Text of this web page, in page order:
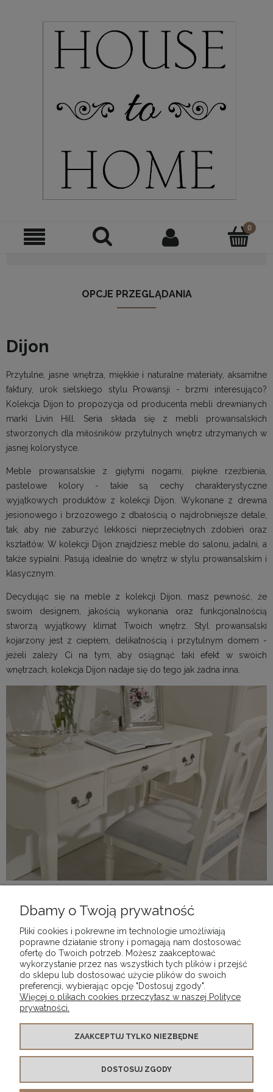
OPCJE PRZEGLĄDANIA
Dijon
Przytulne, jasne wnętrza, miękkie i naturalne materiały, aksamitne
faktury, urok sielskiego stylu Prowansji - brzmi interesująco?
Kolekcja Dijon to propozycja od producenta mebli drewnianych
marki Livin Hill. Seria składa się z mebli prowansalskich
stworzonych dla miłośników przytulnych wnętrz utrzymanych w
jasnej kolorystyce.
Meble prowansalskie z giętymi nogami, piękne rzeźbienia,
pastelowe kolory - takie są cechy charakterystyczne
wyjątkowych produktów z kolekcji Dijon. Wykonane z drewna
jesionowego i brzozowego z dbałością o najdrobniejsze detale,
tak, aby nie zaburzyć lekkości nieprzeciętnych zdobień oraz
kształtów. W kolekcji Dijon znajdziesz meble do salonu, jadalni, a
także sypialni. Pasują idealnie do wnętrz w stylu prowansalskim i
klasycznym.
Decydując się na meble z kolekcji Dijon, masz pewność, że
swoim designem, jakością wykonania oraz funkcjonalnością
stworzą wyjątkowy klimat Twoich wnętrz. Styl prowansalski
kojarzony jest z ciepłem, delikatnością i przytulnym domem -
jeżeli zależy Ci na tym, aby osiągnąć taki efekt w swoich
wnętrzach, kolekcja Dijon nadaje się do tego jak żadna inna.
Nie znaleziono produktów spełniających podane kryteria.
POMOC
MOJE KONTO
PŁATNOŚCI I DOSTAWA
INFORMACJE
Dbamy o Twoją prywatność
Pliki cookies i pokrewne im technologie umożliwiają
poprawne działanie strony i pomagają nam dostosować
ofertę do Twoich potrzeb. Możesz zaakceptować
wykorzystanie przez nas wszystkich tych plików i przejść
do sklepu lub dostosować użycie plików do swoich
preferencji, wybierając opcję "Dostosuj zgody".
Więcej o plikach cookies przeczytasz w naszej Polityce
prywatności.
ZAAKCEPTUJ TYLKO NIEZBĘDNE
DOSTOSUJ ZGODY